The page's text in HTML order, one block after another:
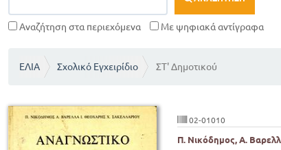
Αναζήτηση στα περιεχόμενα Με ψηφιακά αντίγραφα
ΕΛΙΑ Σχολικό Εγχειρίδιο ΣΤ' Δημοτικού
02-01010
Π. Νικόδημος, Α.